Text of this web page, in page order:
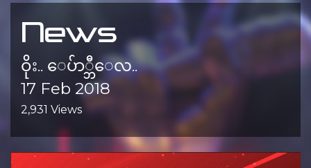
News
ဝိုး.. ေပ်ာ္ဘီေလ..
17 Feb 2018
2,931 Views